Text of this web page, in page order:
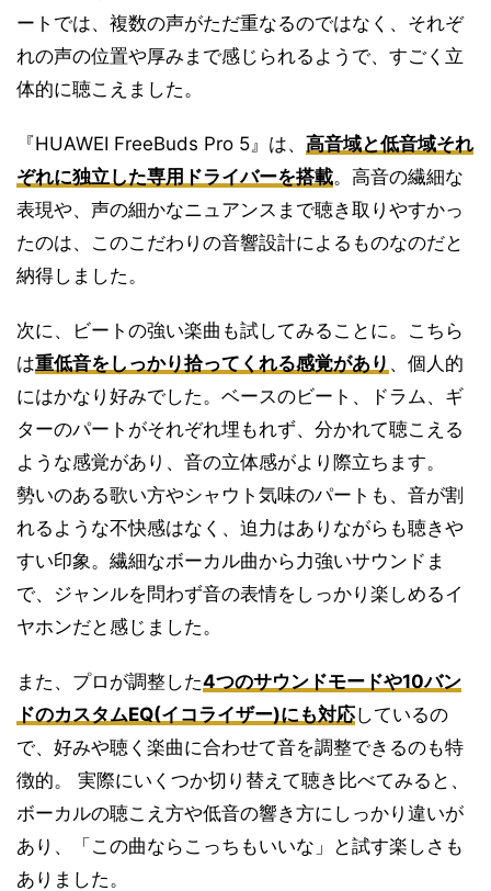
ートでは、複数の声がただ重なるのではなく、それぞ
れの声の位置や厚みまで感じられるようで、すごく立
体的に聴こえました。
『HUAWEI FreeBuds Pro 5』は、 高音域と低音域それ
ぞれに独立した専用ドライバーを搭載。高音の繊細な
表現や、声の細かなニュアンスまで聴き取りやすかっ
たのは、このこだわりの音響設計によるものなのだと
納得しました。
次に、ビートの強い楽曲も試してみることに。こちら
は重低音をしっかり拾ってくれる感覚があり 、個人的
にはかなり好みでした。ベースのビート、ドラム、ギ
ターのパートがそれぞれ埋もれず、分かれて聴こえる
ような感覚があり、音の立体感がより際立ちます。
勢いのある歌い方やシャウト気味のパートも、音が割
れるような不快感はなく、迫力はありながらも聴きや
すい印象。繊細なボーカル曲から力強いサウンドま
で、ジャンルを問わず音の表情をしっかり楽しめるイ
ヤホンだと感じました。
また、プロが調整した4つのサウンドモードや10バン
ドのカスタムEQ(イコライザー)にも対応しているの
で、好みや聴く楽曲に合わせて音を調整できるのも特
徴的。 実際にいくつか切り替えて聴き比べてみると、
ボーカルの聴こえ方や低音の響き方にしっかり違いが
あり、「この曲ならこっちもいいな」と試す楽しさも
ありました。